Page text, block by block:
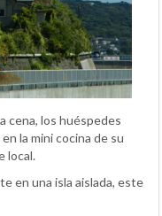
cena, los huéspedes
la mini cocina de su
local.
en una isla aislada, este